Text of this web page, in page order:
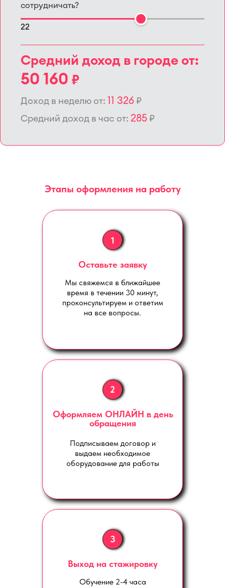
сотрудничать?
22
Средний доход в городе от:
50 160 ₽
Доход в неделю от: 11 326 ₽
Средний доход в час от: 285 ₽
Этапы оформления на работу
Оставьте заявку
Мы свяжемся в ближайшее
время в течении 30 минут,
проконсультируем и ответим
на все вопросы.
1
Подписываем договор и
выдаем необходимое
оборудование для работы
Оформляем ОНЛАЙН в день
обращения
3
Выход на стажировку
Обучение 2-4 часа
2